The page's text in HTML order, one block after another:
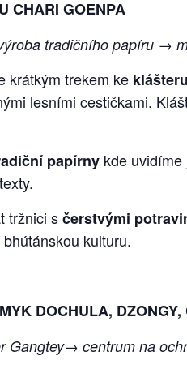
CHARI GOENPA
tradičního papíru →
krátkým trekem ke
lesními cestičkami.
papírny kde
tržnici sčerstvými
kulturu.
DOCHULA,
centrum na